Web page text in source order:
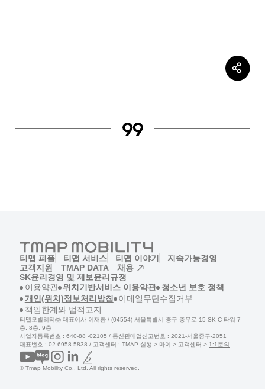
티맵 피플 티맵 서비스 티맵 이야기
지속가능경영
고객지원
TMAP DATA 채용
(새창)
SK윤리경영 및 제보윤리규정
이용약관(새창)
위치기반서비스 이용약관(새창)
청소년 보호 정책(새창)
개인(위치)정보처리방침(새창)
이메일무단수집거부
책임한계와 법적고지
티맵모빌리티㈜ 대표이사 이재환 / (04554) 서울특별시 중구 충무로 15 SK-C 타워 7
층, 8층, 9층
사업자등록번호 : 640-88 -02105 / 통신판매업신고번호 : 2021-서울중구-2051
대표번호 : 02-6958-5838 / 고객센터 :TMAP 실행 > 마이 > 고객센터 > 1:1문의
© Tmap Mobility Co., Ltd. All rights reserved.